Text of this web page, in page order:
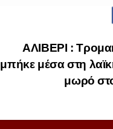
ΑΛΙΒΕΡΙ :
μπήκε μέσα στη
μωρό